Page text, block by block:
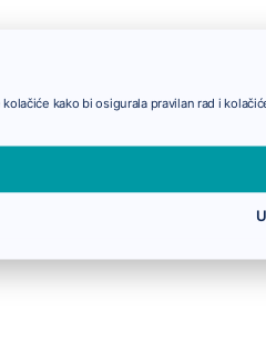
kako bi osigurala pravilan rad i